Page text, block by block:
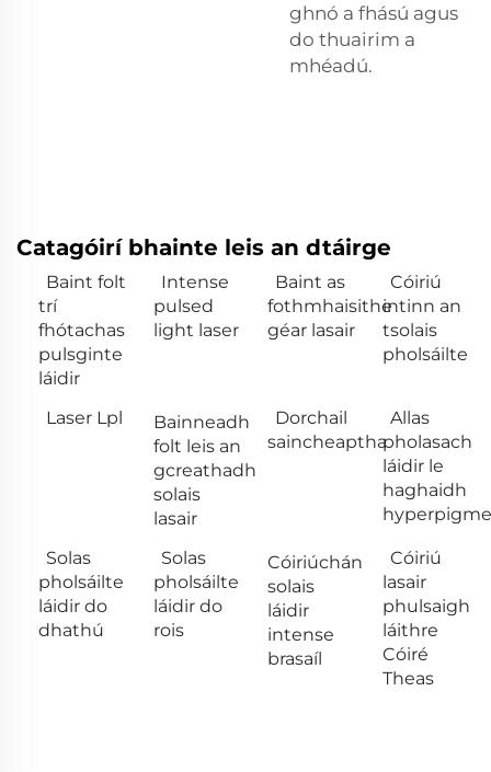
ghnó a fhású agus
do thuairim a
mhéadú.
Catagóirí bhainte leis an dtáirge
Baint folt
trí
fhótachas
pulsginte
láidir
Intense
pulsed
light laser
Baint as
fothmhaisithe
géar lasair
Cóiriú
intinn an
tsolais
pholsáilte
Laser Lpl
Bainneadh
folt leis an
gcreathadh
solais
lasair
Dorchail
saincheaptha
Allas
pholasach
láidir le
haghaidh
Solas
pholsáilte
láidir do
dhathú
Solas
pholsáilte
láidir do
rois
Cóiriúchán
solais
láidir
intense
brasaíl
Cóiriú
lasair
phulsaigh
láithre
Cóiré
Theas